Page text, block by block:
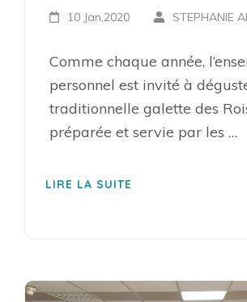
10 Jan,2020 STEPHANIE
Comme chaque année,
personnel est invité à
traditionnelle galette des
préparée et servie par les …
LIRE LA SUITE